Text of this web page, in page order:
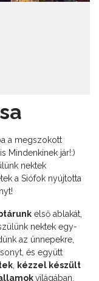
a megszokott
Mindenkinek jár!:)
nektek
a Siófok nyújtotta
első ablakát,
nektek egy-
az ünnepekre,
és együtt
, kézzel készült
világában.